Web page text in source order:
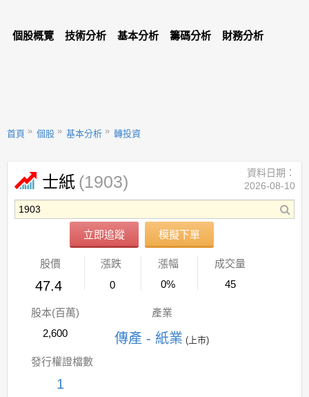
個股概覽 技術分析 基本分析 籌碼分析 財務分析
首頁 個股 基本分析 轉投資
士紙 (1903)
立即追蹤 模擬下單
資料日期：
2026-08-10
股價
47.4
漲跌
0
漲幅
0%
成交量
45
股本(百萬)
2,600
產業
傳產 - 紙業 (上市)
發行權證檔數
1